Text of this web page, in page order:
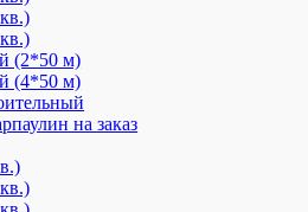
(2*50 м)
(4*50 м)
на заказ